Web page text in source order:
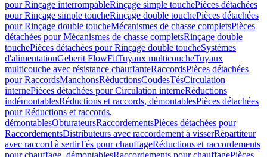
pour Rinçage interrompableRinçage simple touchePièces détachées
pour Rinçage simple toucheRinçage double touchePièces détachées
pour Rinçage double toucheMécanismes de chasse completsPièces
détachées pour Mécanismes de chasse completsRinçage double
touchePièces détachées pour Rinçage double toucheSystèmes
d'alimentationGeberit FlowFitTuyaux multicoucheTuyaux
multicouche avec résistance chauffanteRaccordsPièces détachées
pour RaccordsManchonsRéductionsCoudesTésCirculation
internePièces détachées pour Circulation interneRéductions
indémontablesRéductions et raccords, démontablesPièces détachées
pour Réductions et raccords,
démontablesObturateursRaccordementsPièces détachées pour
RaccordementsDistributeurs avec raccordement à visserRépartiteur
avec raccord à sertirTés pour chauffageRéductions et raccordements
pour chauffage, démontablesRaccordements pour chauffagePièces